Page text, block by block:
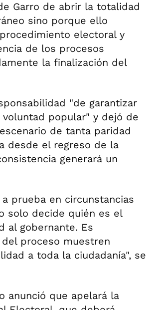
Garro de abrir la totalidad
sino porque ello
electoral y
de los procesos
la finalización del
"de garantizar
popular" y dejó de
de tanta paridad
desde el regreso de la
generará un
prueba en circunstancias
solo decide quién es el
al gobernante. Es
proceso muestren
a toda la ciudadanía", se
anunció que apelará la